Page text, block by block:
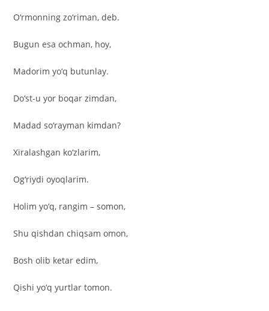
O‘rmonning zo‘riman, deb.
Bugun esa ochman, hoy,
Madorim yo‘q butunlay.
Do‘st-u yor boqar zimdan,
Madad so‘rayman kimdan?
Xiralashgan ko‘zlarim,
Og‘riydi oyoqlarim.
Holim yo‘q, rangim – somon,
Shu qishdan chiqsam omon,
Bosh olib ketar edim,
Qishi yo‘q yurtlar tomon.